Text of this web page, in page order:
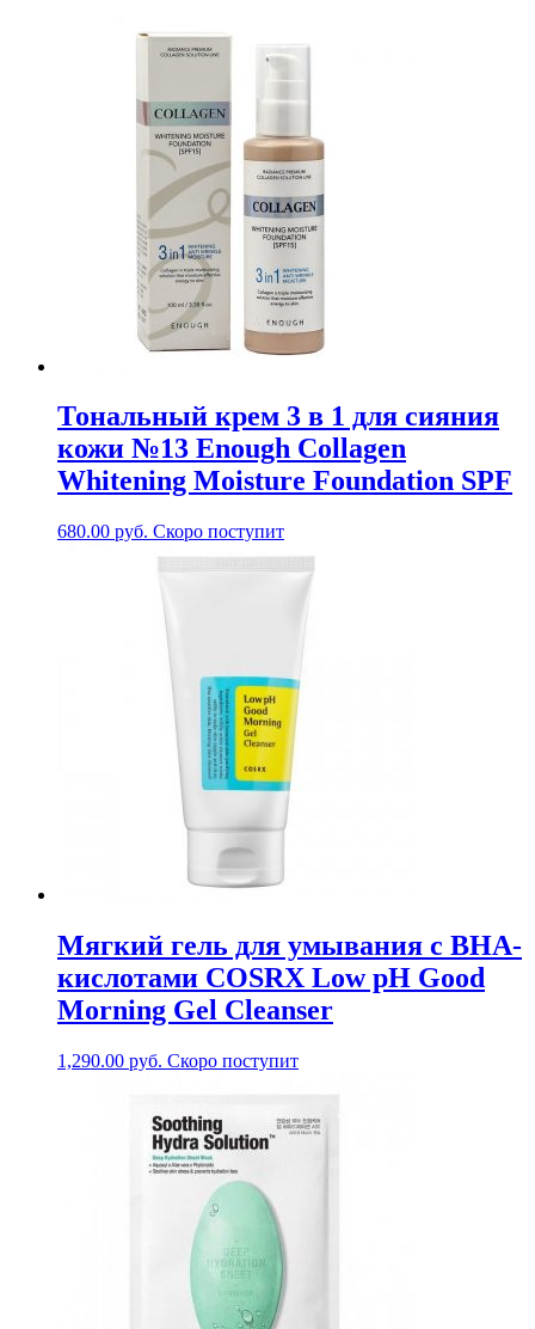
Тональный крем 3 в 1 для сияния
кожи №13 Enough Collagen
Whitening Moisture Foundation SPF
680.00 руб. Скоро поступит
Мягкий гель для умывания с BHA-
кислотами COSRX Low pH Good
Morning Gel Cleanser
1,290.00 руб. Скоро поступит